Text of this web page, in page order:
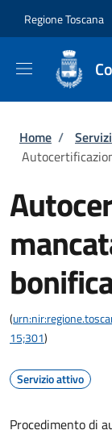
Regione Toscana
Briciole
Home / Servizi
(
15;301)
Servizio attivo
Procedimento di